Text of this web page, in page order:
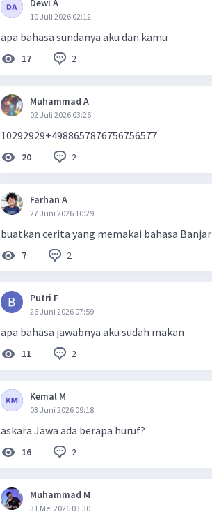
Dewi A
10 Juli 2026 02:12
apa bahasa sundanya aku dan kamu
17 2
Muhammad A
02 Juli 2026 03:26
10292929+4988657876756756577
20 2
Farhan A
27 Juni 2026 10:29
buatkan cerita yang memakai bahasa Banjar
7 2
Putri F
26 Juni 2026 07:59
apa bahasa jawabnya aku sudah makan
11 2
Kemal M
03 Juni 2026 09:18
askara Jawa ada berapa huruf?
16 2
Muhammad M
31 Mei 2026 03:30